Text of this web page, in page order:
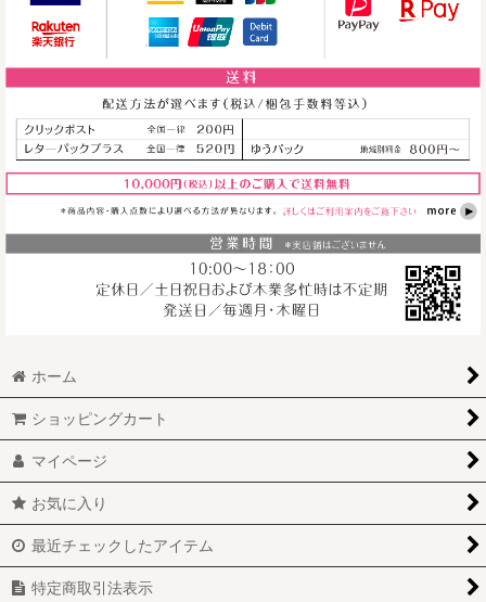
うさぎのヘッドチ
ャーム＊フォトフ
レームは別売です
[PFC033]
1,100円(税込)
のフリフリバッグ
チャーム（ドール
タイプ） ＜ミラ
ー＞
doll001brk
1,000円(税込)
＜値下げ＞ウサギ
のフリフリバッグ
タイプ） ＜乳白
色＞
1,000円(税込)
ホーム
ショッピングカート
マイページ
お気に入り
最近チェックしたアイテム
特定商取引法表示